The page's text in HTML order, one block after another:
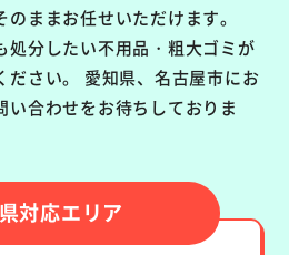
ままお任せいただけます。
処分したい不用品・粗大ゴミが
ださい。 愛知県、名古屋市にお
い合わせをお待ちしておりま
対応エリア